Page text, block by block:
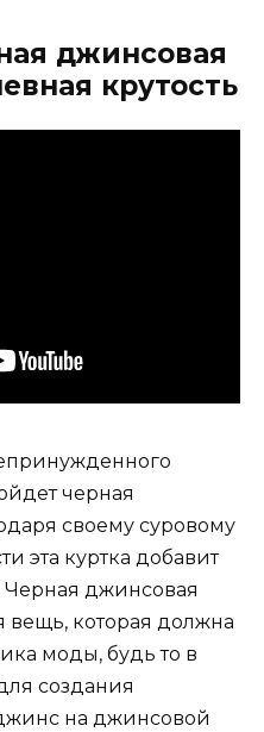
джинсовая
крутость
черная
своему суровому
эта куртка добавит
Черная джинсовая
вещь, которая должна
моды, будь то в
создания
на джинсовой